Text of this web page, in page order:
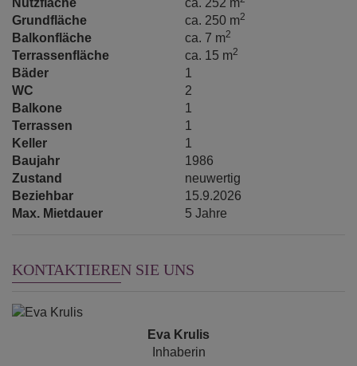
Grundfläche ca. 250 m2
Balkonfläche ca. 7 m2
Terrassenfläche ca. 15 m2
Bäder
1
WC
2
Balkone
1
Terrassen
1
Keller
1
Baujahr
1986
Zustand
neuwertig
Beziehbar
15.9.2026
Max. Mietdauer
5 Jahre
KONTAKTIEREN SIE UNS
Eva Krulis
Inhaberin